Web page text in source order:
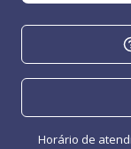
Horário de